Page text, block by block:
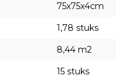
75x75x4cm
1,78 stuks
8,44 m2
15 stuks